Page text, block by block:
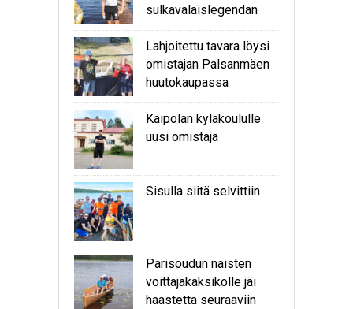
sulkavalaislegendan
Lahjoitettu tavara löysi
omistajan Palsanmäen
huutokaupassa
Kaipolan kyläkoululle
uusi omistaja
Sisulla siitä selvittiin
Parisoudun naisten
voittajakaksikolle jäi
haastetta seuraaviin